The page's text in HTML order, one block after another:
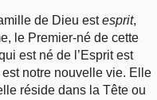
de Dieu estesprit,
le Premier-né de cette
est né de l’Esprit est
notre nouvelle vie. Elle
réside dans la Tête ou